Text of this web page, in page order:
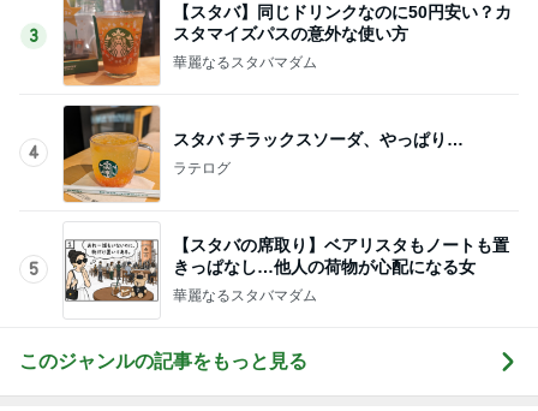
3
【スタバ】同じドリンクなのに50円安い？カ
スタマイズパスの意外な使い方
華麗なるスタバマダム
4
スタバ チラックスソーダ、やっぱり…
ラテログ
5
【スタバの席取り】ベアリスタもノートも置
きっぱなし…他人の荷物が心配になる女
華麗なるスタバマダム
このジャンルの記事をもっと見る